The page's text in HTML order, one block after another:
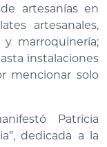
artesanías en
artesanales,
marroquinería;
instalaciones
mencionar solo
Patricia
dedicada a la